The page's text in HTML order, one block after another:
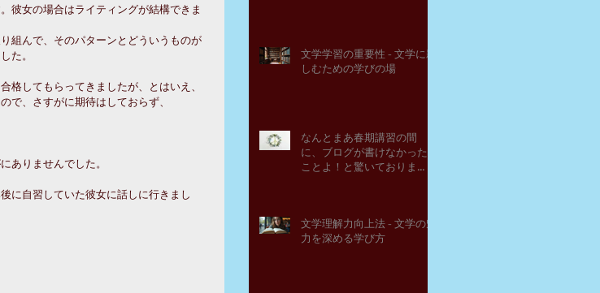
彼女の場合はライティングが結構できま
組んで、そのパターンとどういうものが
た。
格してもらってきましたが、とはいえ、
で、さすがに期待はしておらず、
ありませんでした。
に自習していた彼女に話しに行きまし
文学学習の重要性 - 文学に親
しむための学びの場
なんとまあ春期講習の間
に、ブログが書けなかった
ことよ！と驚いておりま
文学理解力向上法 - 文学の魅
力を深める学び方